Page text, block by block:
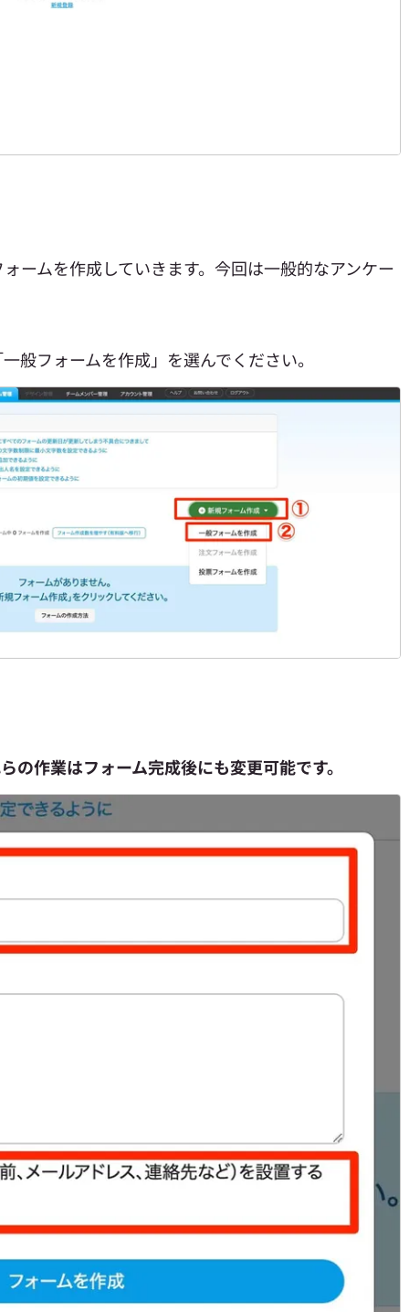
ームを作成していきます。今回は一般的なアンケー
般フォームを作成」を選んでください。
の作業はフォーム完成後にも変更可能です。